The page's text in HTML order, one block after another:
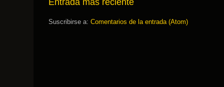
Suscribirse a: Comentarios de la entrada (Atom)